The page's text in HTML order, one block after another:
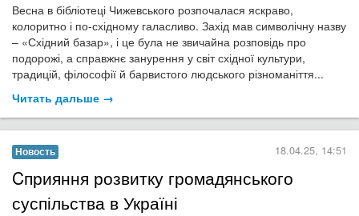
Весна в бібліотеці Чижевського розпочалася яскраво,
колоритно і по-східному галасливо. Захід мав символічну назву
– «Східний базар», і це була не звичайна розповідь про
подорожі, а справжнє занурення у світ східної культури,
традицій, філософії й барвистого людського різноманіття...
Читать дальше →
Новость 18.04.25, 14:51
Cприяння розвитку громадянського
суспільства в Україні